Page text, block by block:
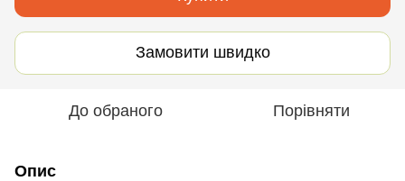
Замовити швидко
До обраного Порівняти
Опис